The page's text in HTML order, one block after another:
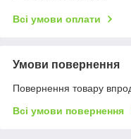
Всі умови оплати
Умови повернення
Повернення товару
Всі умови повернення